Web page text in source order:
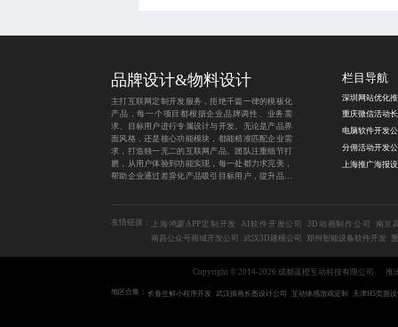
品牌设计&物料设计
主打互联网定制开发服务，拒绝千篇一律的模板化
产品，每一个项目都根据企业品牌调性、业务需
求、目标用户进行专属设计与开发。无论是产品界
面风格，还是核心功能模块，都能精准匹配企业需
求，打造独一无二的互联网产品。团队注重细节打
磨，从用户体验到功能实现，每一处都力求完美，
帮助企业通过差异化产品吸引目标用户，提升品牌
栏目导航
电脑软件开发
分佣活动开发
友情链接： 上海鸿蒙APP定制开发 AI软件开发公司 3D动画制作公司
南京
南昌公众号商城开发公司
武汉3D建模公司 郑州智能设备软件开发
Copyright © 2014-2026 成都蓝橙互动科技有限公司 推
地区合集： 长春生鲜小程序开发 武汉插画长图设计公司 互动体感游戏定制 天津H5页面